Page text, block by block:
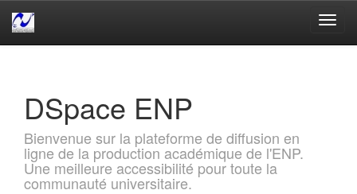
DSpace ENP
Bienvenue sur la plateforme de diffusion en
ligne de la production académique de l'ENP.
Une meilleure accessibilité pour toute la
communauté universitaire.